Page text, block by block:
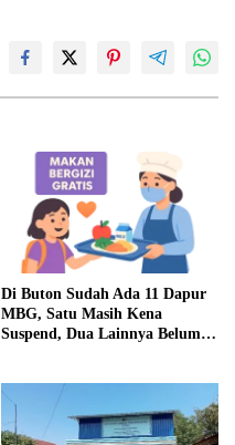
Di Buton Sudah Ada 11 Dapur
MBG, Satu Masih Kena
Suspend, Dua Lainnya Belum